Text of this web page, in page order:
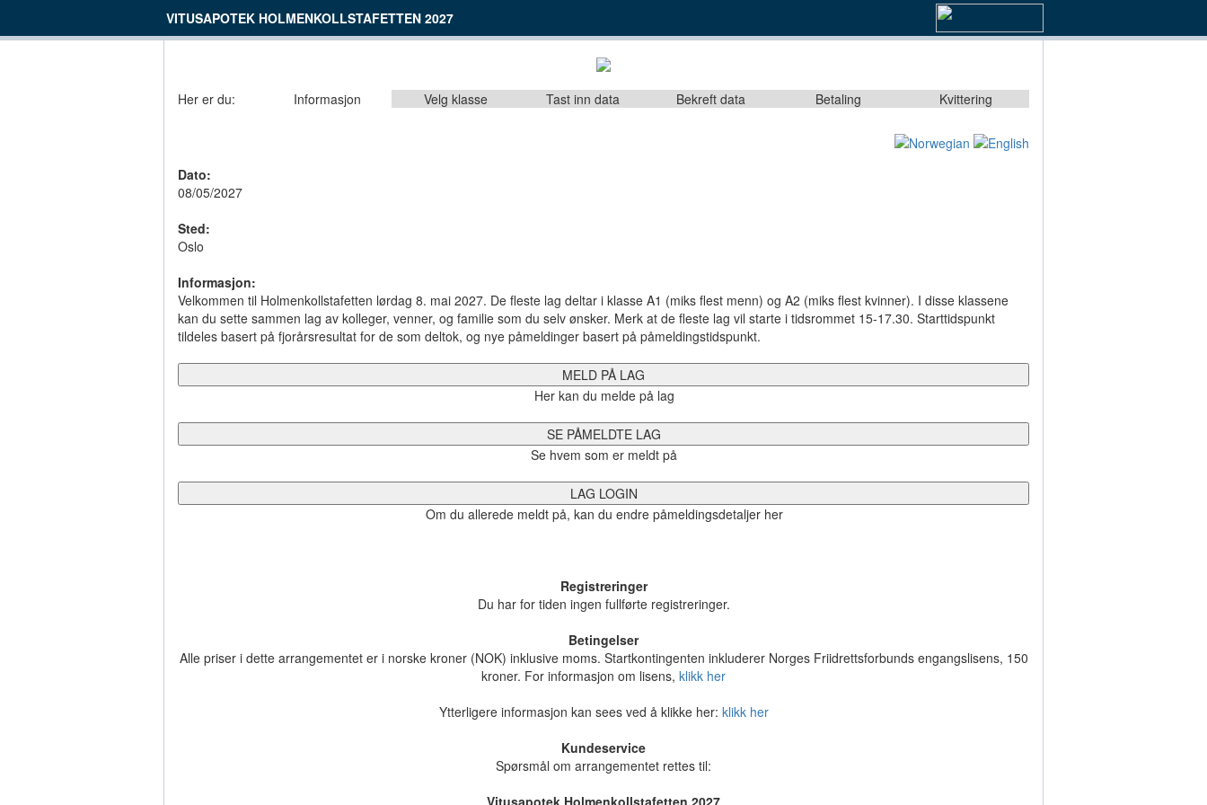
VITUSAPOTEK HOLMENKOLLSTAFETTEN 2027
Her er du: Informasjon Velg klasse Tast inn data Bekreft data Betaling Kvittering
Dato:
08/05/2027
Sted:
Oslo
Informasjon:
Velkommen til Holmenkollstafetten lørdag 8. mai 2027. De fleste lag deltar i klasse A1 (miks flest menn) og A2 (miks flest kvinner). I disse klassene
kan du sette sammen lag av kolleger, venner, og familie som du selv ønsker. Merk at de fleste lag vil starte i tidsrommet 15-17.30. Starttidspunkt
tildeles basert på fjorårsresultat for de som deltok, og nye påmeldinger basert på påmeldingstidspunkt.
MELD PÅ LAG
Her kan du melde på lag
SE PÅMELDTE LAG
Se hvem som er meldt på
LAG LOGIN
Om du allerede meldt på, kan du endre påmeldingsdetaljer her
Registreringer
Du har for tiden ingen fullførte registreringer.
Betingelser
Alle priser i dette arrangementet er i norske kroner (NOK) inklusive moms. Startkontingenten inkluderer Norges Friidrettsforbunds engangslisens, 150
kroner. For informasjon om lisens, klikk her
Ytterligere informasjon kan sees ved å klikke her: klikk her
Kundeservice
Spørsmål om arrangementet rettes til:
Vitusapotek Holmenkollstafetten 2027